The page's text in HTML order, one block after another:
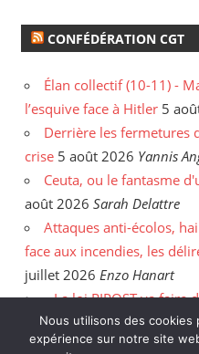
CONFÉDÉRATION CGT
Élan collectif (10-11) -
l’esquive face à Hitler 5
Derrière les fermetures
crise 5 août 2026 Yannis
Ceuta, ou le fantasme
août 2026 Sarah Delattre
Attaques anti-écolos,
face aux incendies, les
juillet 2026 Enzo Hanart
« La loi RIPOST va faire
entretien avec le policier
Enzo Hanart
Nous utilisons des cookies
expérience sur notre site